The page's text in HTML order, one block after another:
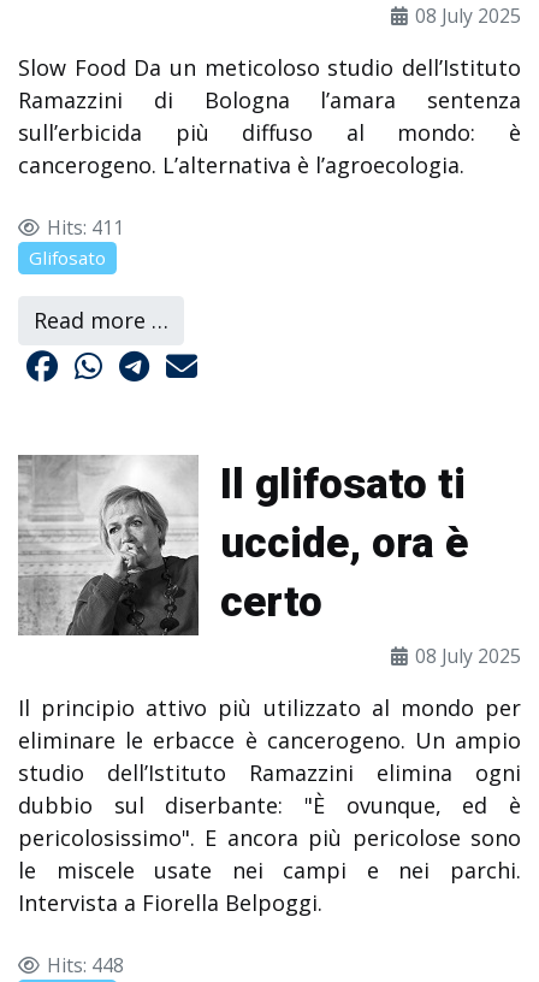
08 July 2025
Slow Food Da un meticoloso studio dell’Istituto
Ramazzini di Bologna l’amara sentenza
sull’erbicida più diffuso al mondo: è
cancerogeno. L’alternativa è l’agroecologia.
Hits: 411
Glifosato
Read more …
Il glifosato ti
uccide, ora è
certo
08 July 2025
Il principio attivo più utilizzato al mondo per
eliminare le erbacce è cancerogeno. Un ampio
studio dell’Istituto Ramazzini elimina ogni
dubbio sul diserbante: "È ovunque, ed è
pericolosissimo". E ancora più pericolose sono
le miscele usate nei campi e nei parchi.
Intervista a Fiorella Belpoggi.
Hits: 448